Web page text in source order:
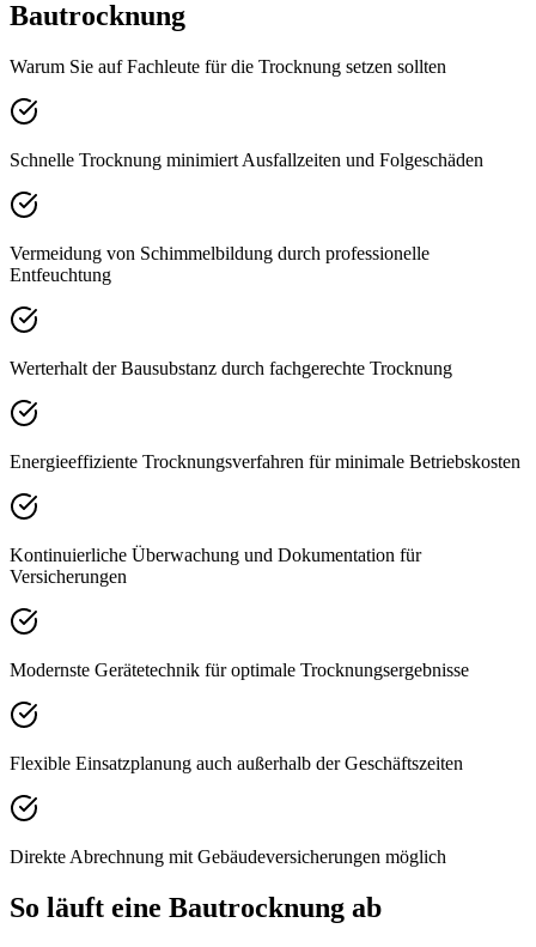
Bautrocknung
Warum Sie auf Fachleute für die Trocknung setzen sollten
Schnelle Trocknung minimiert Ausfallzeiten und Folgeschäden
Vermeidung von Schimmelbildung durch professionelle
Entfeuchtung
Werterhalt der Bausubstanz durch fachgerechte Trocknung
Energieeffiziente Trocknungsverfahren für minimale Betriebskosten
Kontinuierliche Überwachung und Dokumentation für
Versicherungen
Modernste Gerätetechnik für optimale Trocknungsergebnisse
Flexible Einsatzplanung auch außerhalb der Geschäftszeiten
Direkte Abrechnung mit Gebäudeversicherungen möglich
So läuft eine Bautrocknung ab